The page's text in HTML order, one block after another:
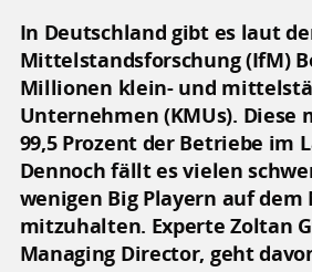
In Deutschland gibt es laut
Mittelstandsforschung (IfM)
Millionen klein- und
Unternehmen (KMUs). Diese
99,5 Prozent der Betriebe im
Dennoch fällt es vielen
wenigen Big Playern auf dem
mitzuhalten. Experte Zoltan
Managing Director, geht